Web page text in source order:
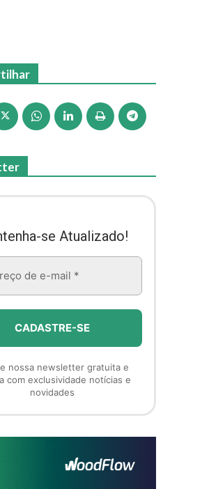
se Atualizado!
nossa newsletter gratuita e
com exclusividade notícias e
novidades